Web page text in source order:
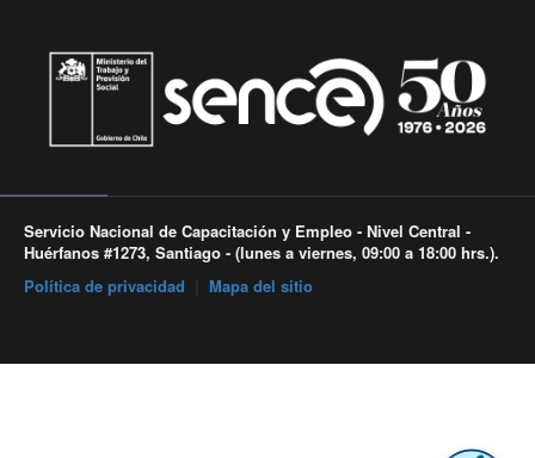
Servicio Nacional de Capacitación y Empleo - Nivel Central -
Huérfanos #1273, Santiago - (lunes a viernes, 09:00 a 18:00 hrs.).
Política de privacidad
Mapa del sitio